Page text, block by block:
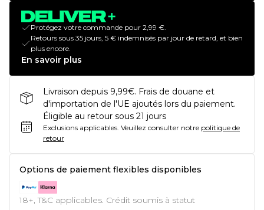
Protégez votre commande pour 2,99 €.
Retours sous 35 jours, 5 € indemnisés par jour de retard, et bien
plus encore.
En savoir plus
Livraison depuis 9,99€. Frais de douane et
d'importation de l'UE ajoutés lors du paiement.
Éligible au retour sous 21 jours
Exclusions applicables. Veuillez consulter notre politique de
retour
Options de paiement flexibles disponibles
18+, T&C applicables. Crédit soumis à statut